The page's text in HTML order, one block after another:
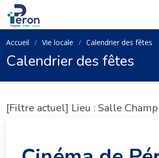
Accueil Vie locale Calendrier des fêtes
Calendrier des fêtes
[Filtre actuel] Lieu : Salle